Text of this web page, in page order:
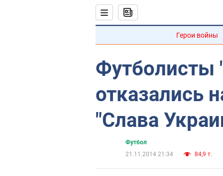
Герои войны
Футболисты
отказались
"Слава
Футбол
21.11.2014 21:34
84,9 т.